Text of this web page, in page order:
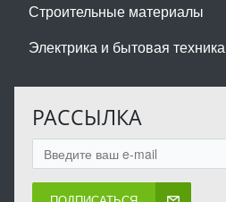
Строительные материалы
Электрика и бытовая техника
РАССЫЛКА